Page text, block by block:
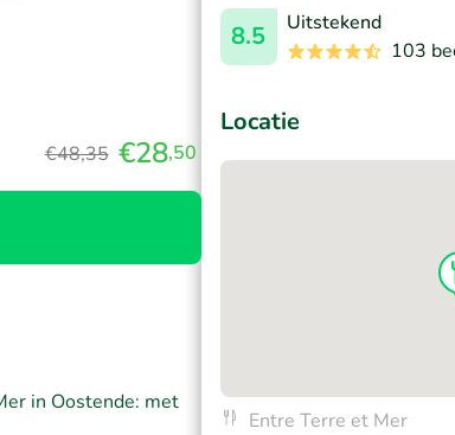
€48,35 €28,50
in Oostende: met
8.5
Uitstekend
103
Locatie
Entre Terre et Mer